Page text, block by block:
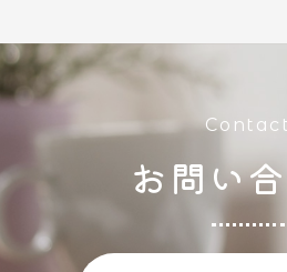
Contact
お問い